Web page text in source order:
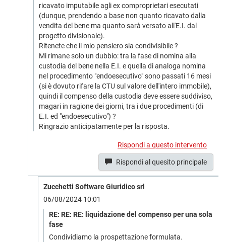
ricavato imputabile agli ex comproprietari esecutati
(dunque, prendendo a base non quanto ricavato dalla
vendita del bene ma quanto sarà versato all'E.I. dal
progetto divisionale).
Ritenete che il mio pensiero sia condivisibile ?
Mi rimane solo un dubbio: tra la fase di nomina alla
custodia del bene nella E.I. e quella di analoga nomina
nel procedimento "endoesecutivo" sono passati 16 mesi
(si è dovuto rifare la CTU sul valore dell'intero immobile),
quindi il compenso della custodia deve essere suddiviso,
magari in ragione dei giorni, tra i due procedimenti (di
E.I. ed "endoesecutivo") ?
Ringrazio anticipatamente per la risposta.
Rispondi a questo intervento
Rispondi al quesito principale
Zucchetti Software Giuridico srl
06/08/2024 10:01
RE: RE: RE: liquidazione del compenso per una sola
fase
Condividiamo la prospettazione formulata.